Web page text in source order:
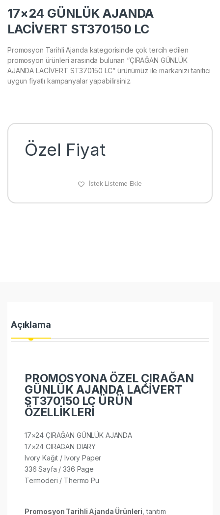
17×24 GÜNLÜK AJANDA
LACİVERT ST370150 LC
Promosyon Tarihli Ajanda kategorisinde çok tercih edilen
promosyon ürünleri arasında bulunan “ÇIRAĞAN GÜNLÜK
AJANDA LACİVERT ST370150 LC” ürünümüz ile markanızı tanıtıcı
uygun fiyatlı kampanyalar yapabilirsiniz.
Özel Fiyat
İstek Listeme Ekle
Açıklama
PROMOSYONA ÖZEL ÇIRAĞAN
GÜNLÜK AJANDA LACİVERT
ST370150 LC ÜRÜN
ÖZELLİKLERİ
17×24 ÇIRAĞAN GÜNLÜK AJANDA
17×24 CIRAGAN DIARY
Ivory Kağıt / Ivory Paper
336 Sayfa / 336 Page
Termoderi / Thermo Pu​
Promosyon Tarihli Ajanda Ürünleri , tanıtım